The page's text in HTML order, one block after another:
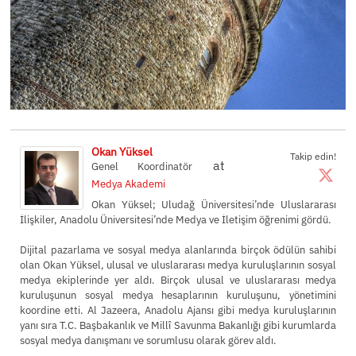
Takip edin!
Okan Yüksel
Genel Koordinatör at
Medya Akademi
Okan Yüksel; Uludağ Üniversitesi’nde Uluslararası
İlişkiler, Anadolu Üniversitesi’nde Medya ve İletişim öğrenimi gördü.
Dijital pazarlama ve sosyal medya alanlarında birçok ödülün sahibi
olan Okan Yüksel, ulusal ve uluslararası medya kuruluşlarının sosyal
medya ekiplerinde yer aldı. Birçok ulusal ve uluslararası medya
kuruluşunun sosyal medya hesaplarının kuruluşunu, yönetimini
koordine etti. Al Jazeera, Anadolu Ajansı gibi medya kuruluşlarının
yanı sıra T.C. Başbakanlık ve Millî Savunma Bakanlığı gibi kurumlarda
sosyal medya danışmanı ve sorumlusu olarak görev aldı.